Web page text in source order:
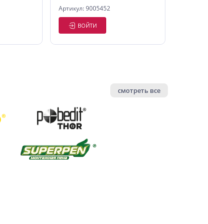
Артикул: 9005452
ВОЙТИ
смотреть все